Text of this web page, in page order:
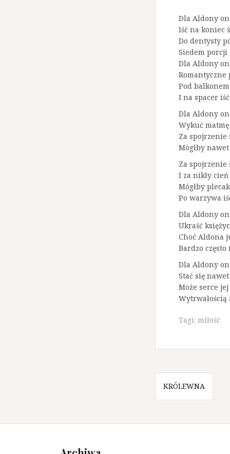
Dla Aldony
Iść na koniec
Do dentysty
Siedem porcji
Dla Aldony
Romantyczne
Pod
I na spacer
Dla Aldony
Wykuć
Za spojrzenie
Mógłby
Za spojrzenie
I za nikły
Mógłby
Po warzywa
Dla Aldony
Ukraść
Choć Aldona
Bardzo często
Dla Aldony
Stać się
Może serce
Wytrwałością
Tagi: miłość
N
w
KRÓLEWNA